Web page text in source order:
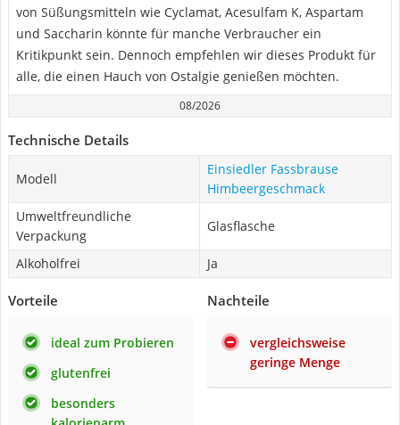
von Süßungsmitteln wie Cyclamat, Acesulfam K, Aspartam
und Saccharin könnte für manche Verbraucher ein
Kritikpunkt sein. Dennoch empfehlen wir dieses Produkt für
alle, die einen Hauch von Ostalgie genießen möchten.
08/2026
Technische Details
Modell
Einsiedler Fassbrause
Himbeergeschmack
Umweltfreundliche
Verpackung
Glasflasche
Alkoholfrei Ja
Vorteile
ideal zum Probieren
glutenfrei
besonders
Nachteile
vergleichsweise
geringe Menge